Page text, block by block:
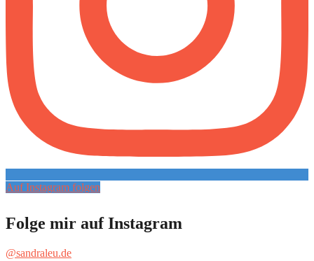
Auf Instagram folgen
Folge mir auf Instagram
@sandraleu.de